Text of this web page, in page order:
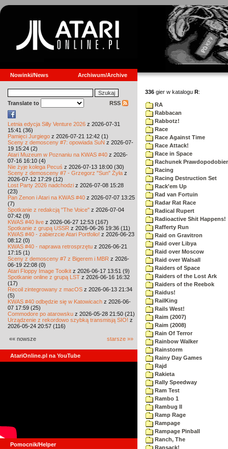
Nowinki/News Archiwum/Archive
Translate to RSS
Letnia edycja Silly Venture 2026 z 2026-07-31
15:41 (36)
Pamięci Jurgiego z 2026-07-21 12:42 (1)
Sceny z demosceny #7: opowiada SuN z 2026-07-
19 15:24 (2)
Atari Muzeum w Poznaniu na KWAS #40 z 2026-
07-16 16:10 (4)
Nie żyje kolega Pecuś z 2026-07-13 18:00 (30)
Sceny z demosceny #7 - Grzegorz "Sun" Żyła z
2026-07-12 17:29 (12)
Lost Party 2026 nadchodzi z 2026-07-08 15:28
(23)
Pan Zenon i Atari na KWAS #40 z 2026-07-07 13:25
(7)
Spotkanie z redakcją "The Voice" z 2026-07-04
07:42 (9)
KWAS #40 live z 2026-06-27 12:53 (167)
Spotkanie z grupą USSR z 2026-06-26 19:36 (11)
KWAS #40 - zabierzcie Atari Portfolio! z 2026-06-23
08:12 (0)
KWAS #40 - naprawa retrosprzętu z 2026-06-21
17:15 (1)
Sceny z demosceny #7 z Bigerem i MBR z 2026-
06-19 22:08 (0)
Atari Floppy Image Toolkit z 2026-06-17 13:51 (9)
Spotkanie online z grupą LST z 2026-06-16 16:32
(17)
Recoil zintegrowany z macOS z 2026-06-13 21:34
(5)
KWAS #40 odbędzie się w Katowicach z 2026-06-
07 17:59 (25)
Commodore po atarowsku z 2026-05-28 21:50 (21)
Urządzenie z rekordowo szybką transmisją SIO! z
2026-05-24 20:57 (116)
«« nowsze starsze »»
AtariOnline.pl na YouTube
Pomocnik/Helper
336 gier w katalogu R:
RA
Rabbacan
Rabbotz!
Race
Race Against Time
Race Attack!
Race in Space
Rachunek
Racing
Racing Destruction Set
Rack'em Up
Rad van Fortuin
Radar Rat Race
Radical Rupert
Radioactive Shit Happens!
Rafferty Run
Raid on Gravitron
Raid over Libya
Raid over Moscow
Raid over Walsall
Raiders of Space
Raiders of the Lost Ark
Raiders of the Reebok
Raidus!
RailKing
Rails West!
Raim (2007)
Raim (2008)
Rain Of Terror
Rainbow Walker
Rainstorm
Rainy Day Games
Rajd
Rakieta
Rally Speedway
Ram Test
Rambo 1
Rambug II
Ramp Rage
Rampage
Rampage Pinball
Ranch, The
Ransack!